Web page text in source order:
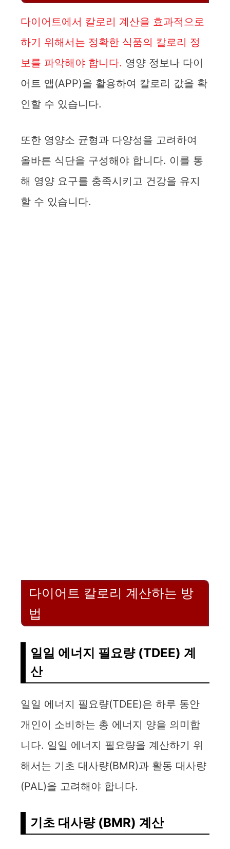
다이어트에서 칼로리 계산을 효과적으로
하기 위해서는 정확한 식품의 칼로리 정
보를 파악해야 합니다. 영양 정보나 다이
어트 앱(APP)을 활용하여 칼로리 값을 확
인할 수 있습니다.
또한 영양소 균형과 다양성을 고려하여
올바른 식단을 구성해야 합니다. 이를 통
해 영양 요구를 충족시키고 건강을 유지
할 수 있습니다.
다이어트 칼로리 계산하는 방
법
일일 에너지 필요량 (TDEE) 계
산
일일 에너지 필요량(TDEE)은 하루 동안
개인이 소비하는 총 에너지 양을 의미합
니다. 일일 에너지 필요량을 계산하기 위
해서는 기초 대사량(BMR)과 활동 대사량
(PAL)을 고려해야 합니다.
기초 대사량 (BMR) 계산